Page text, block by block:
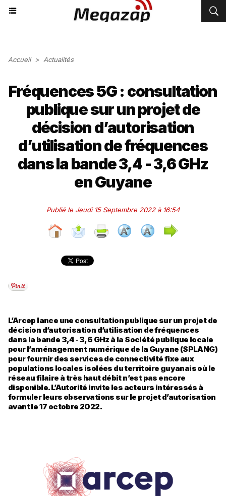
Accueil > Actualités
Fréquences 5G : consultation
publique sur un projet de
décision d’autorisation
d’utilisation de fréquences
dans la bande 3,4 - 3,6 GHz
en Guyane
Publié le Jeudi 15 Septembre 2022 à 16:54
L’Arcep lance une consultation publique sur un projet de
décision d’autorisation d’utilisation de fréquences
dans la bande 3,4 ‑ 3,6 GHz à la Société publique locale
pour l’aménagement numérique de la Guyane (SPLANG)
pour fournir des services de connectivité fixe aux
populations locales isolées du territoire guyanais où le
réseau filaire à très haut débit n’est pas encore
disponible. L’Autorité invite les acteurs intéressés à
formuler leurs observations sur le projet d’autorisation
avant le 17 octobre 2022.